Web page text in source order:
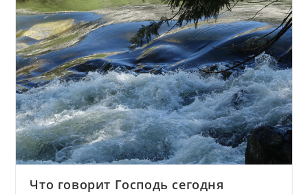
Что говорит Господь сегодня